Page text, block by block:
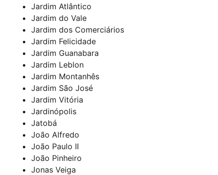
Jardim Atlântico
Jardim do Vale
Jardim dos Comerciários
Jardim Felicidade
Jardim Guanabara
Jardim Leblon
Jardim Montanhês
Jardim São José
Jardim Vitória
Jardinópolis
Jatobá
João Alfredo
João Paulo II
João Pinheiro
Jonas Veiga